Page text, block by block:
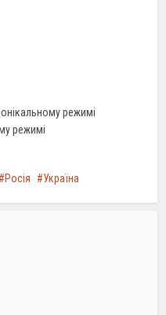
режимі
режимі
Росія Україна